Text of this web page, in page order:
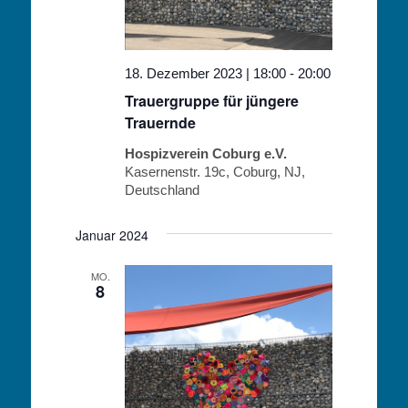
Trauergruppe für jüngere
Trauernde
18. Dezember 2023 | 18:00 - 20:00
Hospizverein Coburg e.V.
Kasernenstr. 19c, Coburg, NJ,
Deutschland
Januar 2024
MO.
8